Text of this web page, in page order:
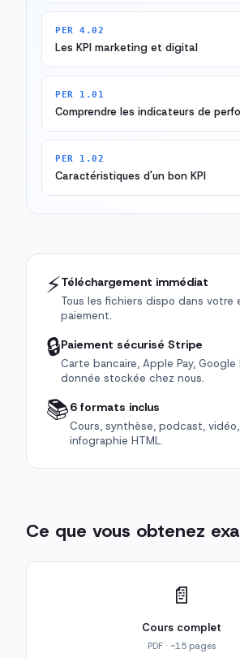
PER 4.02
Les KPI marketing et digital
PER 1.01
Comprendre les indicateurs de
PER 1.02
Caractéristiques d'un bon KPI
⚡Téléchargement immédiat
Tous les fichiers dispo dans votre
paiement.
🔒Paiement sécurisé Stripe
Carte bancaire, Apple Pay, Google
donnée stockée chez nous.
📚6 formats inclus
Cours, synthèse, podcast,
infographie HTML.
Ce que vous obtenez
📄
Cours complet
PDF · ~15 pages